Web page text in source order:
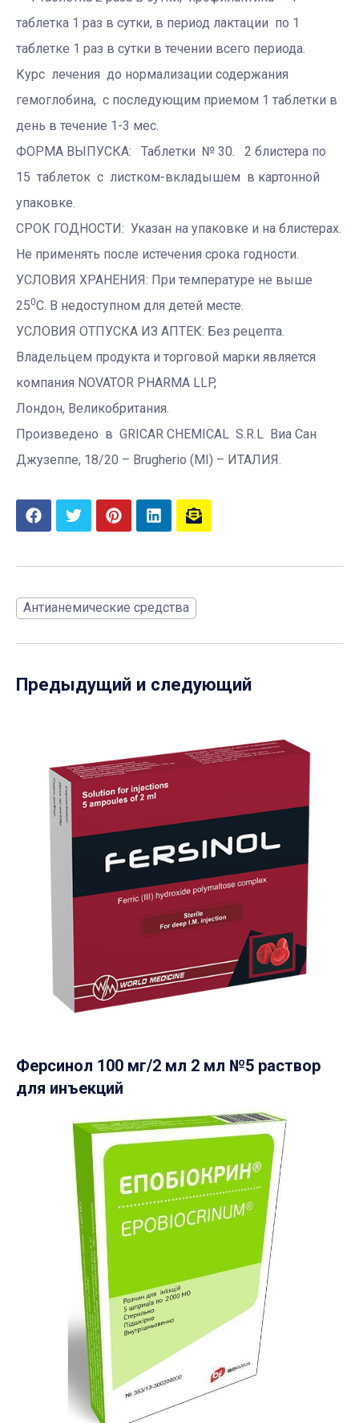
таблетка 1 раз в сутки, в период лактации по 1
таблетке 1 раз в сутки в течении всего периода.
Курс лечения до нормализации содержания
гемоглобина, с последующим приемом 1 таблетки в
день в течение 1-3 мес.
ФОРМА ВЫПУСКА: Таблетки № 30. 2 блистера по
15 таблеток с листком-вкладышем в картонной
упаковке.
СРОК ГОДНОСТИ: Указан на упаковке и на блистерах.
Не применять после истечения срока годности.
УСЛОВИЯ ХРАНЕНИЯ: При температуре не выше
250С. В недоступном для детей месте.
УСЛОВИЯ ОТПУСКА ИЗ АПТЕК: Без рецепта.
Владельцем продукта и торговой марки является
компания NOVATOR PHARMA LLP,
Лондон, Великобритания.
Произведено в GRICAR CHEMICAL S.R.L Виа Сан
Джузеппе, 18/20 – Brugherio (MI) – ИТАЛИЯ.
Антианемические средства
Предыдущий и следующий
Ферсинол 100 мг/2 мл 2 мл №5 раствор
для инъекций